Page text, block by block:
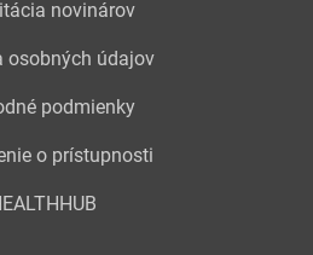
novinárov
osobných údajov
podmienky
o prístupnosti